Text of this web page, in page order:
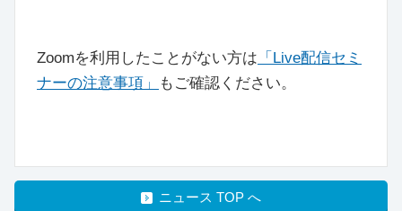
Zoomを利用したことがない方は 「Live配信セミ
ナーの注意事項」
もご確認ください。
ニュース TOP へ